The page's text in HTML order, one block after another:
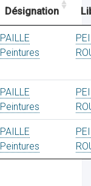
Désignation
PAILLE
Peintures
PAILLE
Peintures
PAILLE
Peintures